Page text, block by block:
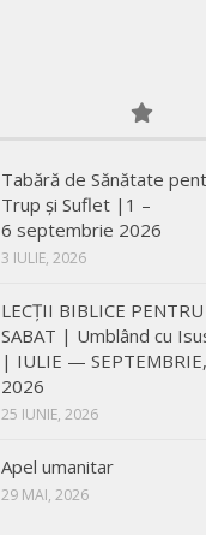
Tabără de Sănătate
Trup și Suflet |1 –
6 septembrie 2026
3 IULIE, 2026
LECŢII BIBLICE PENTRU
SABAT | Umblând cu
| IULIE — SEPTEMBRIE,
2026
25 IUNIE, 2026
Apel umanitar
29 MAI, 2026